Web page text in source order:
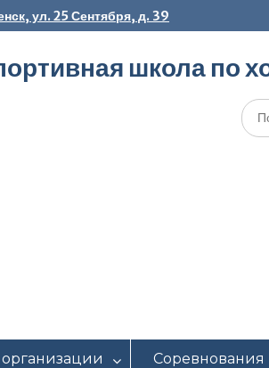
ул. 25 Сентября, д. 39
школа по
Соревнования